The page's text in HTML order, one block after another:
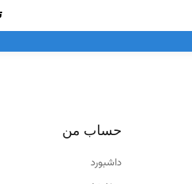
حساب من
داشبورد